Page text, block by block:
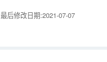
最后修改日期:2021-07-07